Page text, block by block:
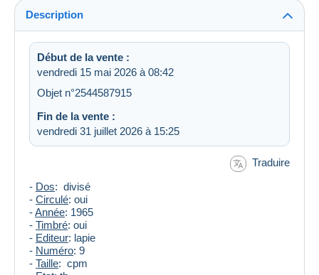
Description
Début de la vente :
vendredi 15 mai 2026 à 08:42
Objet n°2544587915
Fin de la vente :
vendredi 31 juillet 2026 à 15:25
Traduire
- Dos: divisé
- Circulé: oui
-Année: 1965
- Timbré: oui
- Editeur: lapie
- Numéro: 9
- Taille: cpm